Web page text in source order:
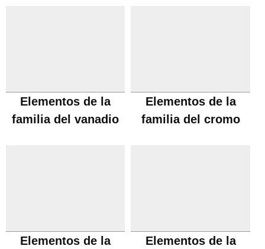
Elementos de la
familia del vanadio
Elementos de la
familia del cromo
Elementos de la
Elementos de la